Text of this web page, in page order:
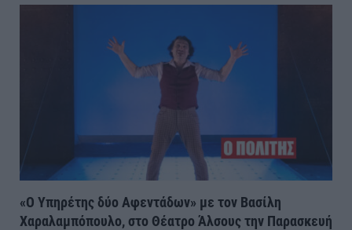
«Ο Υπηρέτης δύο Αφεντάδων» με τον Βασίλη
Χαραλαμπόπουλο, στο Θέατρο Άλσους την Παρασκευή